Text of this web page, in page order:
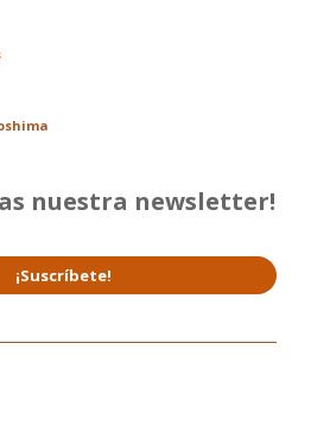
nuestra newsletter!
¡Suscríbete!